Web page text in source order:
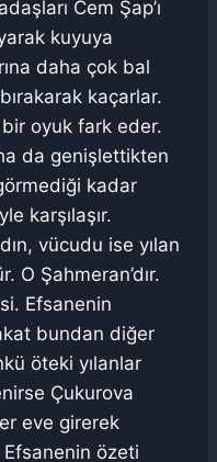
Cem Şap’ı
kuyuya
daha çok bal
kaçarlar.
bir oyuk fark eder.
da genişlettikten
kadar
karşılaşır.
vücudu ise yılan
O Şahmeran’dır.
Efsanenin
bundan diğer
öteki yılanlar
Çukurova
eve girerek
özeti